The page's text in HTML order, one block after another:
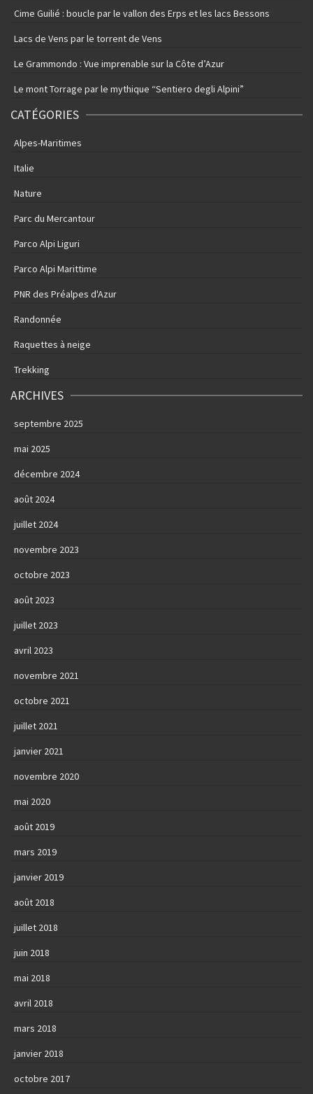
Cime Guilié : boucle par le vallon des Erps et les lacs Bessons
Lacs de Vens par le torrent de Vens
Le Grammondo : Vue imprenable sur la Côte d’Azur
Le mont Torrage par le mythique “Sentiero degli Alpini”
CATÉGORIES
Alpes-Maritimes
Italie
Nature
Parc du Mercantour
Parco Alpi Liguri
Parco Alpi Marittime
PNR des Préalpes d'Azur
Randonnée
Raquettes à neige
Trekking
ARCHIVES
septembre 2025
mai 2025
décembre 2024
août 2024
juillet 2024
novembre 2023
octobre 2023
août 2023
juillet 2023
avril 2023
novembre 2021
octobre 2021
juillet 2021
janvier 2021
novembre 2020
mai 2020
août 2019
mars 2019
janvier 2019
août 2018
juillet 2018
juin 2018
mai 2018
avril 2018
mars 2018
janvier 2018
octobre 2017